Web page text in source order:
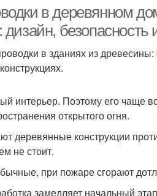
в деревянном
в зданиях из
интерьер. Поэтому его чаще
открытого огня.
деревянные конструкции
не стоит.
при пожаре сгорают
замедляет начальный